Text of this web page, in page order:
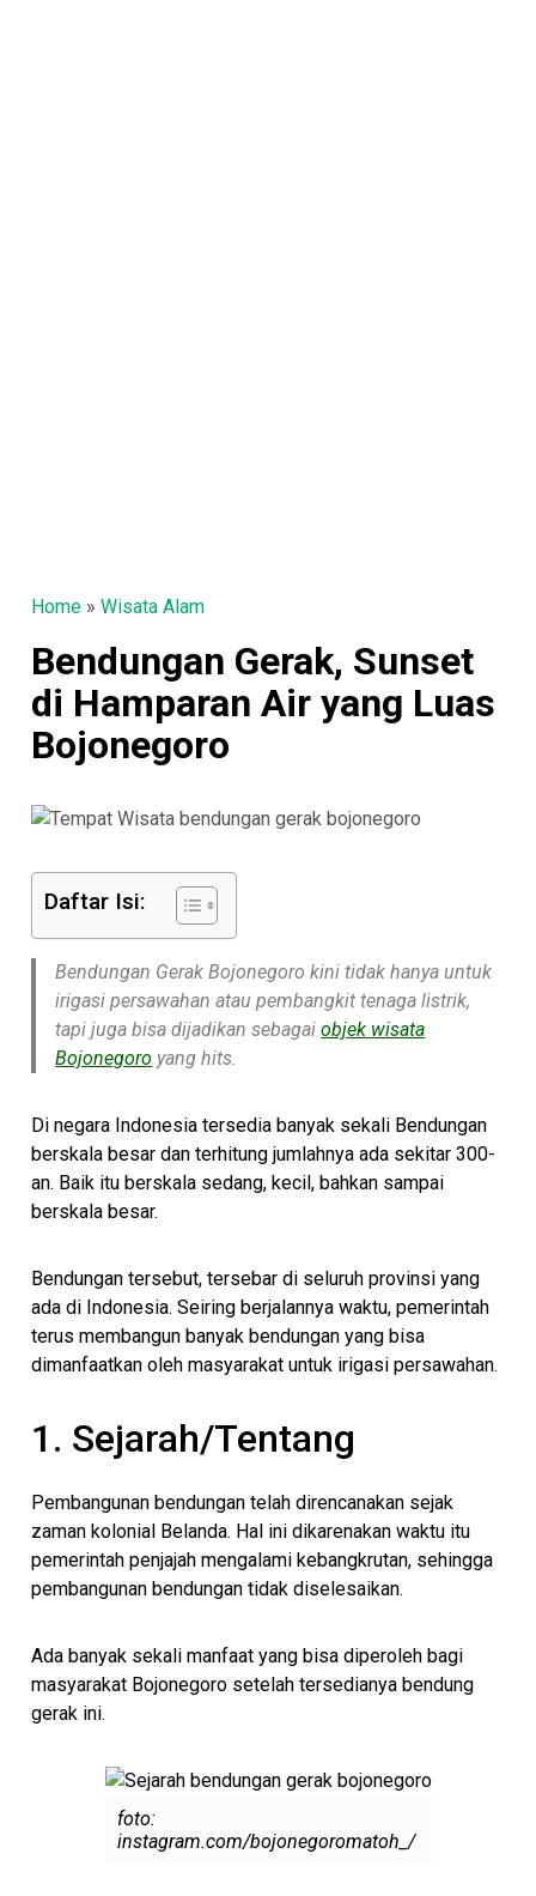
Home »Wisata Alam
Bendungan Gerak, Sunset
di Hamparan Air yang Luas
Bojonegoro
Daftar Isi:
Bendungan Gerak Bojonegoro kini tidak hanya untuk
irigasi persawahan atau pembangkit tenaga listrik,
tapi juga bisa dijadikan sebagaiobjek wisata
Bojonegoro yang hits.
Di negara Indonesia tersedia banyak sekali Bendungan
berskala besar dan terhitung jumlahnya ada sekitar 300-
an. Baik itu berskala sedang, kecil, bahkan sampai
berskala besar.
Bendungan tersebut, tersebar di seluruh provinsi yang
ada di Indonesia. Seiring berjalannya waktu, pemerintah
terus membangun banyak bendungan yang bisa
dimanfaatkan oleh masyarakat untuk irigasi persawahan.
1. Sejarah/Tentang
Pembangunan bendungan telah direncanakan sejak
zaman kolonial Belanda. Hal ini dikarenakan waktu itu
pemerintah penjajah mengalami kebangkrutan, sehingga
pembangunan bendungan tidak diselesaikan.
Ada banyak sekali manfaat yang bisa diperoleh bagi
masyarakat Bojonegoro setelah tersedianya bendung
gerak ini.
foto:
instagram.com/bojonegoromatoh_/